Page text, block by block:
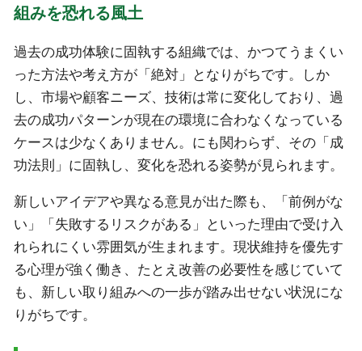
組みを恐れる風土
過去の成功体験に固執する組織では、かつてうまくい
った方法や考え方が「絶対」となりがちです。しか
し、市場や顧客ニーズ、技術は常に変化しており、過
去の成功パターンが現在の環境に合わなくなっている
ケースは少なくありません。にも関わらず、その「成
功法則」に固執し、変化を恐れる姿勢が見られます。
新しいアイデアや異なる意見が出た際も、「前例がな
い」「失敗するリスクがある」といった理由で受け入
れられにくい雰囲気が生まれます。現状維持を優先す
る心理が強く働き、たとえ改善の必要性を感じていて
も、新しい取り組みへの一歩が踏み出せない状況にな
りがちです。